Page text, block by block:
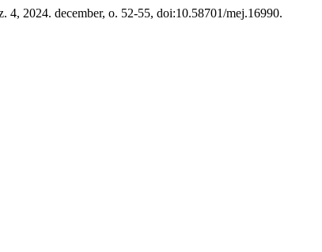
4, 2024. december, o. 52-55, doi:10.58701/mej.16990.